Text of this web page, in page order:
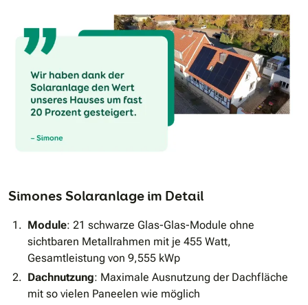
Simones Solaranlage im Detail
Module: 21 schwarze Glas-Glas-Module ohne
sichtbaren Metallrahmen mit je 455 Watt,
Gesamtleistung von 9,555 kWp
Dachnutzung: Maximale Ausnutzung der Dachfläche
mit so vielen Paneelen wie möglich